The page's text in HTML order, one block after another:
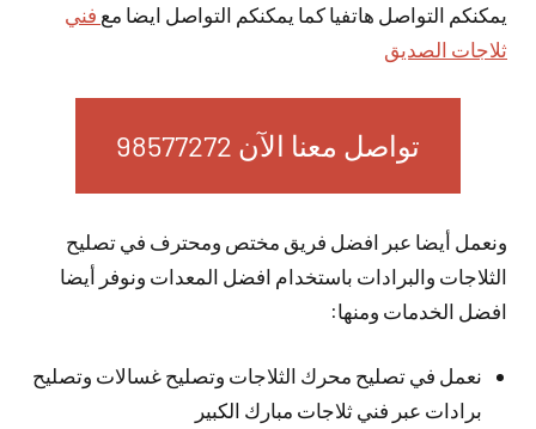
يمكنكم التواصل هاتفيا كما يمكنكم التواصل ايضا مع فني
ثلاجات الصديق
تواصل معنا الآن 98577272
ونعمل أيضا عبر افضل فريق مختص ومحترف في تصليح
الثلاجات والبرادات باستخدام افضل المعدات ونوفر أيضا
افضل الخدمات ومنها:
نعمل في تصليح محرك الثلاجات وتصليح غسالات وتصليح
برادات عبر فني ثلاجات مبارك الكبير